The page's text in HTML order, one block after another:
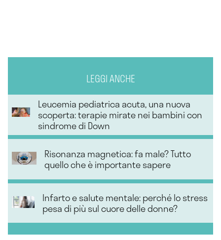
LEGGI ANCHE
Leucemia pediatrica acuta, una nuova
scoperta: terapie mirate nei bambini con
sindrome di Down
Risonanza magnetica: fa male? Tutto
quello che è importante sapere
Infarto e salute mentale: perché lo stress
pesa di più sul cuore delle donne?